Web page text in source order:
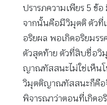
ปรารภความเพียร 5
จากนั้นคือมีวิมุตติ ตัวที่เ
อริยผล พอเกิดอริยมร
ตัวสุดท้าย ตัวที่สิบชื่อ
ญาณทัสสนะไม่ใช่เห็น
วิมุตติญาณทัสสนะก็คือ
พิจารณาว่าตอนที่เกิดอ